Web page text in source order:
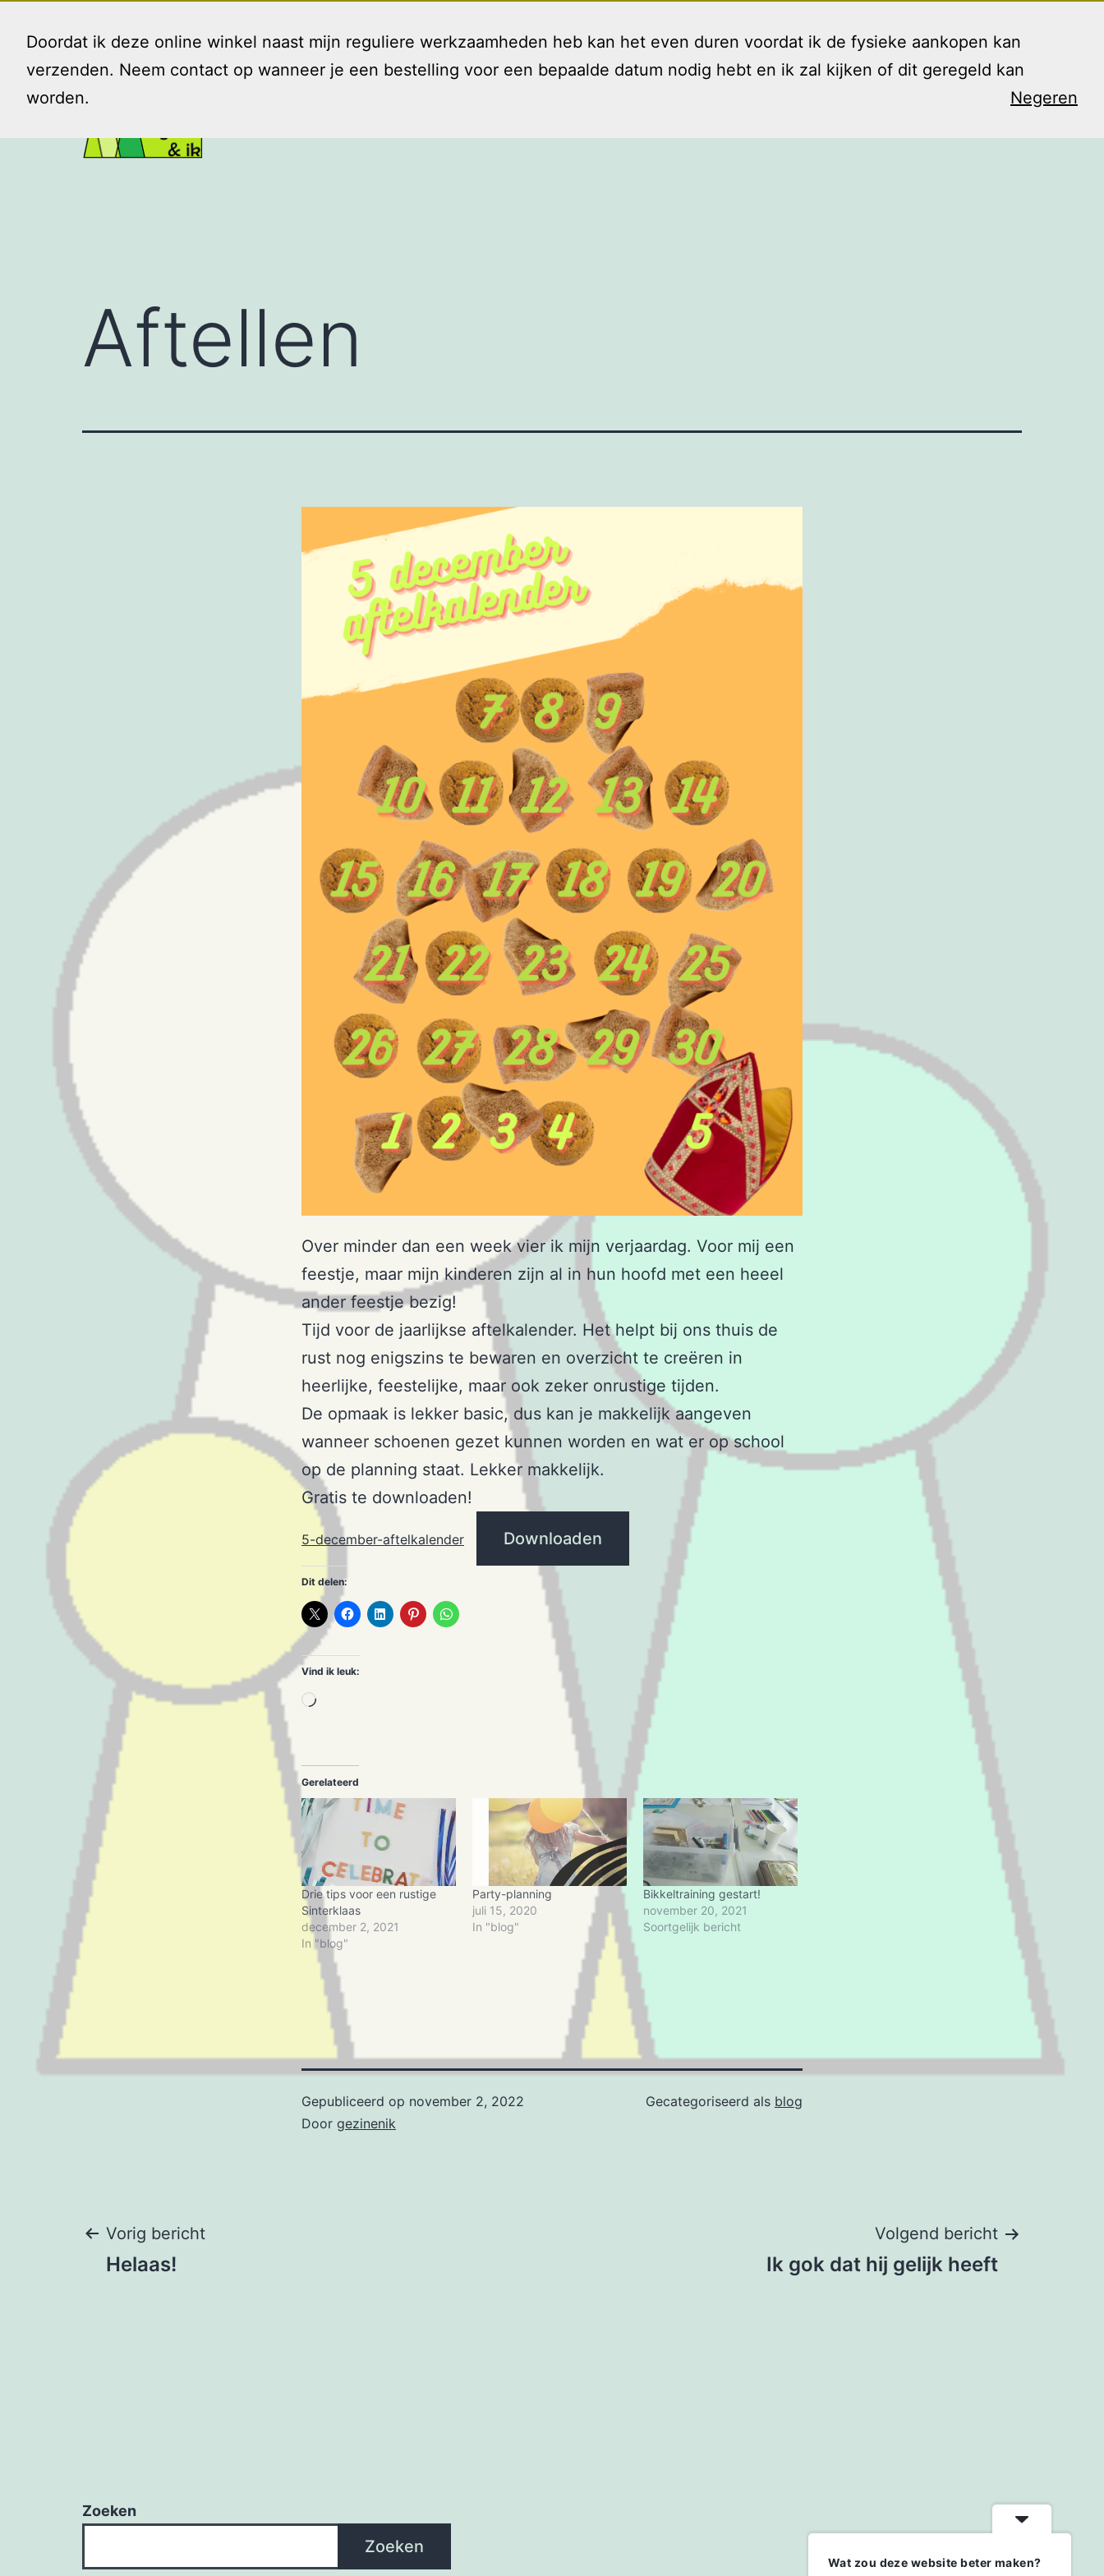
Doordat ik deze online winkel naast mijn reguliere werkzaamheden heb kan het even duren voordat ik de fysieke aankopen kan
verzenden. Neem contact op wanneer je een bestelling voor een bepaalde datum nodig hebt en ik zal kijken of dit geregeld kan
worden.
Negeren
naar
inhoud
Aftellen
Over minder dan een week vier ik mijn verjaardag. Voor mij een
feestje, maar mijn kinderen zijn al in hun hoofd met een heeel
ander feestje bezig!
Tijd voor de jaarlijkse aftelkalender. Het helpt bij ons thuis de
rust nog enigszins te bewaren en overzicht te creëren in
heerlijke, feestelijke, maar ook zeker onrustige tijden.
De opmaak is lekker basic, dus kan je makkelijk aangeven
wanneer schoenen gezet kunnen worden en wat er op school
op de planning staat. Lekker makkelijk.
Gratis te downloaden!
5-december-aftelkalender Downloaden
Dit delen:
Vind ik leuk:
Aan
Gerelateerd
Drie tips voor een rustige
Sinterklaas
december 2, 2021
In "blog"
Party-planning
juli 15, 2020
In "blog"
Bikkeltraining gestart!
november 20, 2021
Soortgelijk bericht
Gepubliceerd op november 2, 2022
Door gezinenik
Gecategoriseerd als blog
Bericht
Vorig bericht
Helaas!
Volgend bericht
Ik gok dat hij gelijk heeft
Zoeken
Zoeken
Wat zou deze website beter maken?